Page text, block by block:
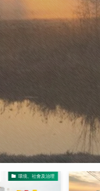
環境、社會及治理